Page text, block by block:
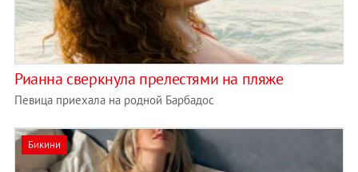
Рианна сверкнула прелестями на пляже
Певица приехала на родной Барбадос
Бикини